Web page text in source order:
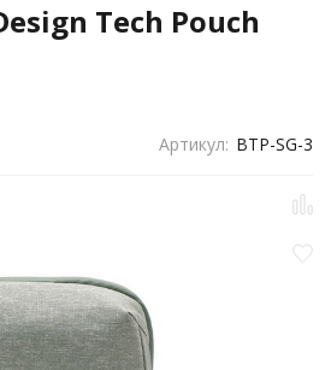
Tech Pouch
Артикул: BTP-SG-3